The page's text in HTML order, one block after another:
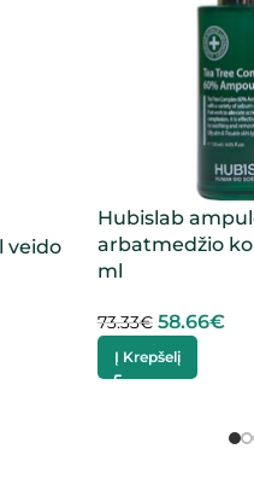
veido
Hubislab
arbatmedžio
ml
73.33€ 58.66€
Į Krepšelį